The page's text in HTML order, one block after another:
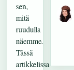
sen,
mitä
ruudulla
näemme.
Tässä
artikkelissa